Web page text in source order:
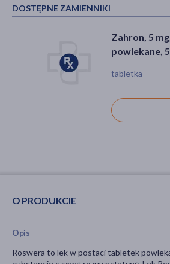
DOSTĘPNE ZAMIENNIKI
Zahron, 5
powlekane,
tabletka
O PRODUKCIE
Opis
Roswera to lek w postaci tabletek